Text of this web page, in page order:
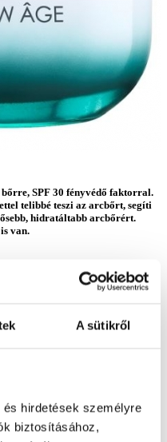
A sütikről
hirdetések személyre
biztosításához,
SPF 30 fényvédő faktorral.
telibbé teszi az arcbőrt, segíti
hidratáltabb arcbőrért.
van.
javasoljuk, akik fokozottan
és szeretnék felvenni a